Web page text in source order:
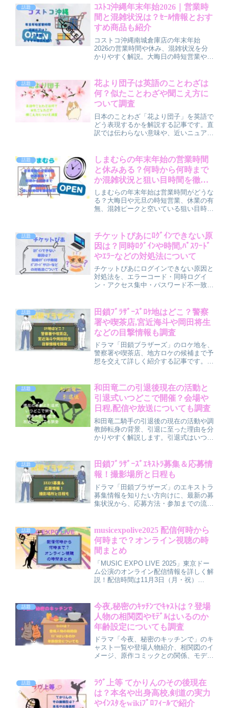
ル活動の可能性についても紹介し、自然
体で爽やかな魅力を徹底調査します。
話題
ｺｽﾄｺ沖縄年末年始2026｜営業時
間と混雑状況は？ｾｰﾙ情報とおす
すめ商品も紹介
コストコ沖縄南城倉庫店の年末年始
2026の営業時間や休み、混雑状況を分
かりやすく解説。大晦日の時短営業や元
避ける時間帯や、買ってよかったおすす
め商品、快適に回るコツまでまとめまし
た。
話題
花より団子は英語のことわざは
何？似たことわざや聞こえ方に
ついて調査
日本のことわざ「花より団子」を英語で
どう表現するかを解説する記事です。直
訳では伝わらない意味や、近いニュアン
け止め方もわかりやすく解説し、会話で
活かせる表現を学べます。
話題
しまむらの年末年始の営業時間
と休みある？何時から何時まで
か混雑状況と狙い目時間を徹底
解説
しまむらの年末年始は営業時間がどうな
る？大晦日や元旦の時短営業、休業の有
無、混雑ピークと空いている狙い目時間
にしまむらへ行く前にチェックしておき
たいポイントを詳しくご紹介します。
話題
チケットぴあにﾛｸﾞｲﾝできない原
因は？同時ﾛｸﾞｲﾝや時間,ﾊﾟｽﾜｰﾄﾞ
やｴﾗｰなどの対処法について
チケットぴあにログインできない原因と
対処法を、エラーコード・同時ログイ
ン・アクセス集中・パスワード不一致な
リストや事前準備のポイントもまとめて
います。
話題
田鎖ﾌﾞﾗｻﾞｰｽﾞﾛｹ地はどこ？警察
署や喫茶店,宮近海斗や岡田将生
などの目撃情報も調査
ドラマ「田鎖ブラザーズ」のロケ地を、
警察署や喫茶店、地方ロケの候補まで予
想を交えて詳しく紹介する記事です。宮
で、放送開始後の聖地巡礼やロケ地巡り
の予習にぴったりの内容になっていま
す。
話題
和田竜二の引退後現在の活動と
引退式いつどこで開催？会場や
日程,配信や放送についても調査
和田竜二騎手の引退後の現在の活動や調
教師転身の背景、引退に至った理由を分
かりやすく解説します。引退式はいつど
SNSでのファンの反応までまとめて紹
介しています。
話題
田鎖ﾌﾞﾗｻﾞｰｽﾞｴｷｽﾄﾗ募集＆応募情
報！撮影場所と日程も
ドラマ「田鎖ブラザーズ」のエキストラ
募集情報を知りたい方向けに、最新の募
集状況から、応募方法・参加までの流
点、チェックしておきたいエキストラ事
務所まで、一般参加でも分かりやすくま
とめました。
話題
musicexpolive2025 配信何時から
何時まで？オンライン視聴の時
間まとめ
「MUSIC EXPO LIVE 2025」東京ドー
ム公演のオンライン配信情報を詳しく解
説！配信時間は11月3日（月・祝）
し配信は11月4日〜10日まで、
BE:FIRSTやENHYPENなど豪華出演者
も紹介！
話題
今夜,秘密のｷｯﾁﾝでｷｬｽﾄは？登場
人物の相関図やﾓﾃﾞﾙはいるのか
年齢設定についても調査
ドラマ「今夜、秘密のキッチンで」のキ
ャスト一覧や登場人物紹介、相関図のイ
メージ、原作コミックとの関係、モデル
ら物語をもっと楽しみたい人向けに、公
式情報と考察をやさしくまとめていま
す。
話題
ﾗｳﾞ上等 てかりんのその後現在
は？本名や出身高校,剣道の実力
やｲﾝｽﾀをwikiﾌﾟﾛﾌｨｰﾙで紹介